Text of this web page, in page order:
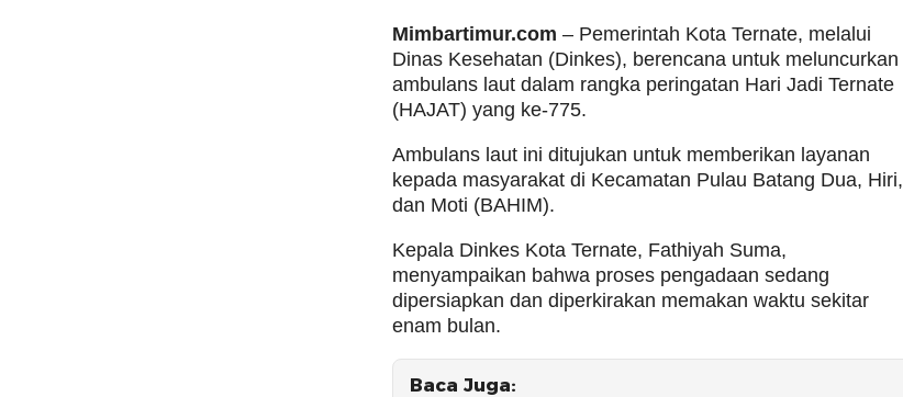
Mimbartimur.com – Pemerintah Kota Ternate, melalui
Dinas Kesehatan (Dinkes), berencana untuk meluncurkan
ambulans laut dalam rangka peringatan Hari Jadi Ternate
(HAJAT) yang ke-775.
Ambulans laut ini ditujukan untuk memberikan layanan
kepada masyarakat di Kecamatan Pulau Batang Dua, Hiri,
dan Moti (BAHIM).
Kepala Dinkes Kota Ternate, Fathiyah Suma,
menyampaikan bahwa proses pengadaan sedang
dipersiapkan dan diperkirakan memakan waktu sekitar
enam bulan.
Baca Juga: